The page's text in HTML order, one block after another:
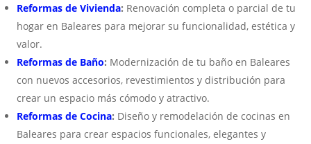
Reformas de Vivienda: Renovación completa o parcial de tu
hogar en Baleares para mejorar su funcionalidad, estética y
valor.
Reformas de Baño: Modernización de tu baño en Baleares
con nuevos accesorios, revestimientos y distribución para
crear un espacio más cómodo y atractivo.
Reformas de Cocina: Diseño y remodelación de cocinas en
Baleares para crear espacios funcionales, elegantes y